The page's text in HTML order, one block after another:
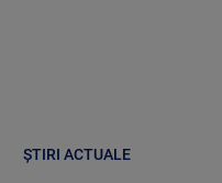
ȘTIRI ACTUALE